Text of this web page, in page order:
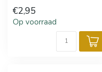
€2,95
Op voorraad